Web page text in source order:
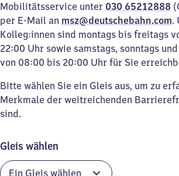
Mobilitätsservice unter 030 65212888
per E-Mail an msz@deutschebahn.com.
Kolleg:innen sind montags bis freitags
22:00 Uhr sowie samstags, sonntags
von 08:00 bis 20:00 Uhr für Sie
Bitte wählen Sie ein Gleis aus, um zu
Merkmale der weitreichenden
sind.
Gleis wählen